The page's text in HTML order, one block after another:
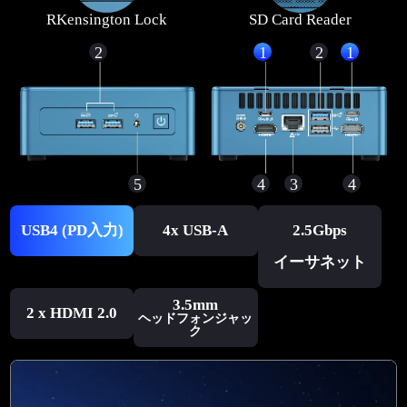
RKensington Lock SD Card Reader
2 1 2 1
5 4 3 4
USB4 (PD入力) 4x USB-A
2.5Gbps
イーサネット
2 x HDMI 2.0 3.5mm
ヘッドフォンジャッ
ク